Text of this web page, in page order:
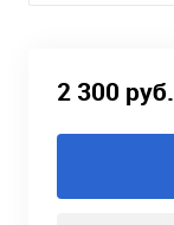
2 300 руб.